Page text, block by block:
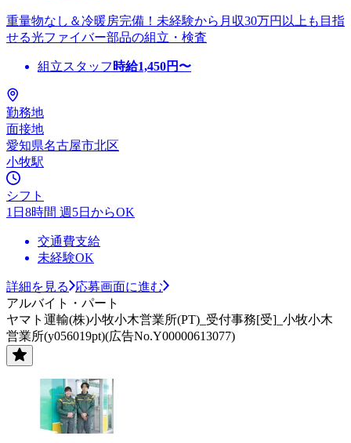
重量物なし＆冷暖房完備！未経験から月収30万円以上も目指
せる光ファイバー部品の組立・検査
組立スタッフ 時給1,450円〜
勤務地
面接地
愛知県名古屋市北区
小牧駅
シフト
1日8時間 週5日からOK
交通費支給
未経験OK
詳細を見る
応募画面に進む
アルバイト・パート
ヤマト運輸(株)小牧小木営業所(PT)_受付事務[受]_小牧小木
営業所(y056019pt)(広告No.Y00000613077)